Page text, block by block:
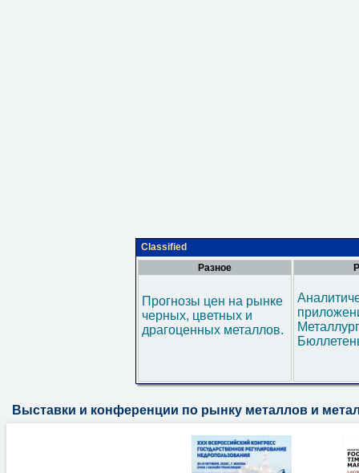
Classified
Разное
Прогнозы цен на рынке
черных, цветных и
драгоценных металлов.
Выставки и конференции по рынку металлов и